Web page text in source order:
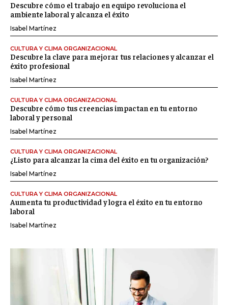
Descubre cómo el trabajo en equipo revoluciona el
ambiente laboral y alcanza el éxito
Isabel Martínez
CULTURA Y CLIMA ORGANIZACIONAL
Descubre la clave para mejorar tus relaciones y alcanzar el
éxito profesional
Isabel Martínez
CULTURA Y CLIMA ORGANIZACIONAL
Descubre cómo tus creencias impactan en tu entorno
laboral y personal
Isabel Martínez
CULTURA Y CLIMA ORGANIZACIONAL
¿Listo para alcanzar la cima del éxito en tu organización?
Isabel Martínez
CULTURA Y CLIMA ORGANIZACIONAL
Aumenta tu productividad y logra el éxito en tu entorno
laboral
Isabel Martínez